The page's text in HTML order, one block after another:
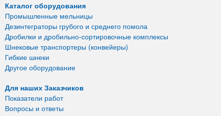
Каталог оборудования
Промышленные мельницы
Дезинтеграторы грубого и среднего помола
Дробилки и дробильно-сортировочные комплексы
Шнековые транспортеры (конвейеры)
Гибкие шнеки
Другое оборудование
Для наших Заказчиков
Показатели работ
Вопросы и ответы